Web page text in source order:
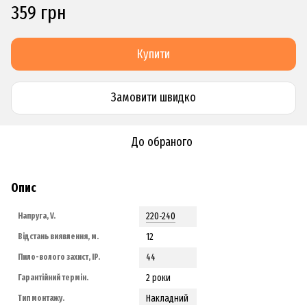
359 грн
Купити
Замовити швидко
До обраного
Опис
Напруга, V. 220-240
Відстань виявлення, м. 12
Пило-волого захист, IP. 44
Гарантійний термін. 2 роки
Тип монтажу. Накладний